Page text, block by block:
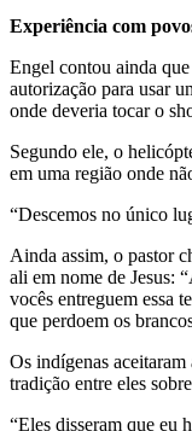
Experiência com
Engel contou ainda
autorização para usar
onde deveria tocar o
Segundo ele, o
em uma região onde
“Descemos no único
Ainda assim, o pastor
ali em nome de Jesus:
vocês entreguem essa
que perdoem os
Os indígenas
tradição entre eles
“Eles disseram que eu